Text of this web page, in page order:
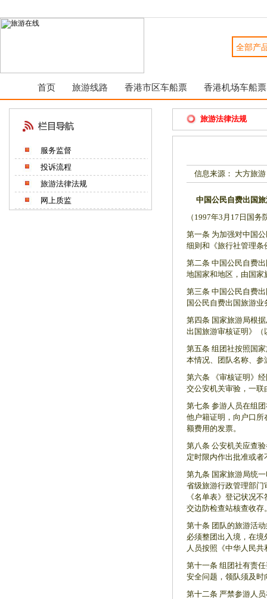
首页 旅游线路 香港市区车船票 香港机场车船票
服务监督
投诉流程
旅游法律法规
网上质监
旅游法律法规
信息来源： 大方旅游
中国公民自费出国
（1997年3月17日国
第一条 为加强对中国
细则和《旅行社管理
第二条 中国公民自费
地国家和地区，由国
第三条 中国公民自费
国公民自费出国旅游
第四条 国家旅游局根
出国旅游审核证明》
第五条 组团社按照国
本情况、团队名称、
第六条 《审核证明》
交公安机关审验，一
第七条 参游人员在组
他户籍证明，向户口
额费用的发票。
第八条 公安机关应查
定时限内作出批准或
第九条 国家旅游局统
省级旅游行政管理部
《名单表》登记状况
交边防检查站核查收
第十条 团队的旅游活
必须整团出入境，在
人员按照《中华人民
第十一条 组团社有责
安全问题，领队须及
第十二条 严禁参游人